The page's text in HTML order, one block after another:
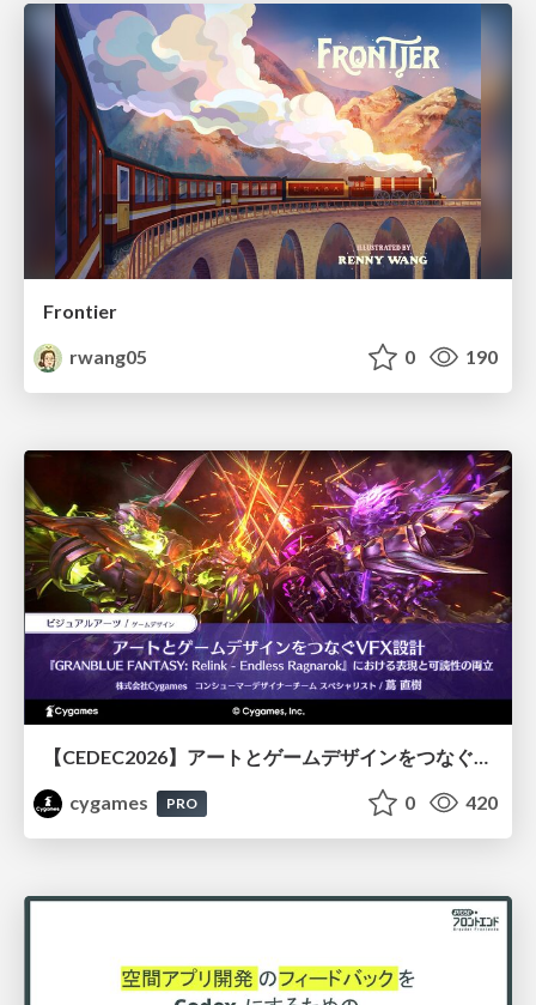
Frontier
rwang05
0 190
【CEDEC2026】アートとゲームデザインをつなぐVFX設計『GRANBLUE FANTASY: Relink - Endless Ragnarok』における表現と可読性の両立
cygames
PRO 0 420